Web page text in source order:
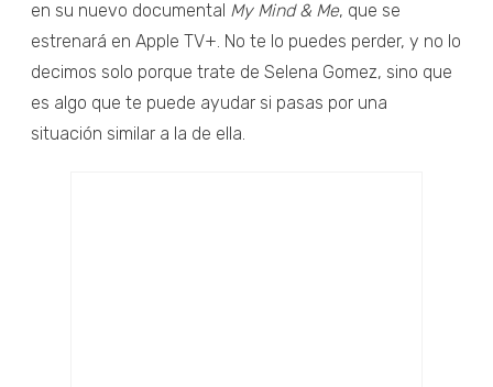
en su nuevo documental My Mind & Me, que se
estrenará en Apple TV+. No te lo puedes perder, y no lo
decimos solo porque trate de Selena Gomez, sino que
es algo que te puede ayudar si pasas por una
situación similar a la de ella.